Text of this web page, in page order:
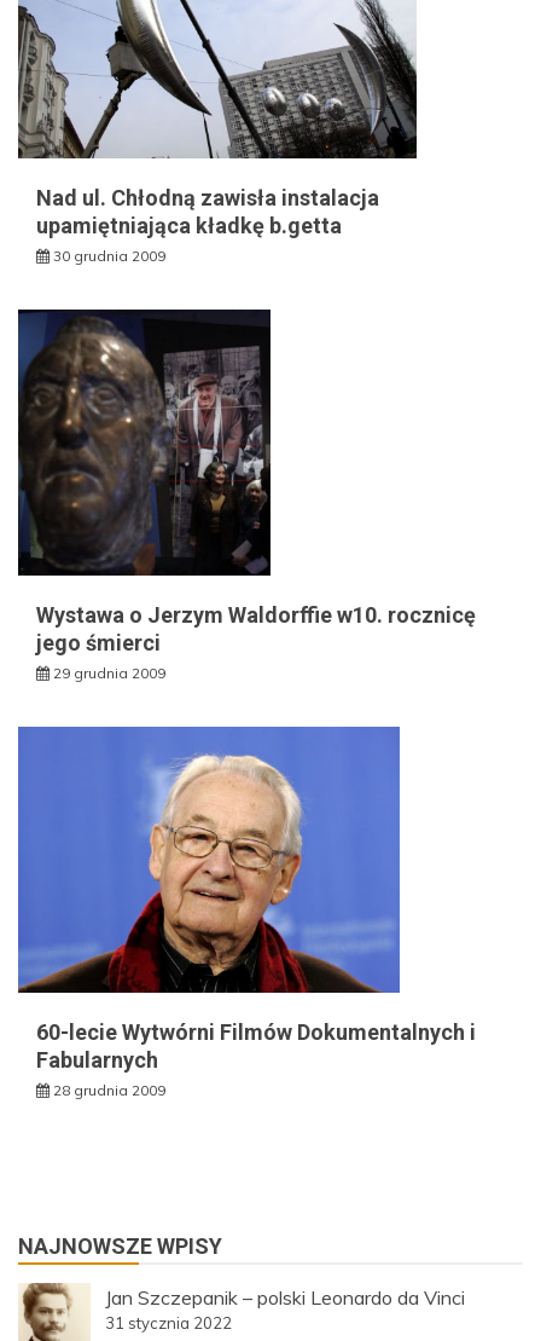
Nad ul. Chłodną zawisła instalacja
upamiętniająca kładkę b.getta
30 grudnia 2009
Wystawa o Jerzym Waldorffie w10. rocznicę
jego śmierci
29 grudnia 2009
60-lecie Wytwórni Filmów Dokumentalnych i
Fabularnych
28 grudnia 2009
NAJNOWSZE WPISY
Jan Szczepanik – polski Leonardo da Vinci
31 stycznia 2022